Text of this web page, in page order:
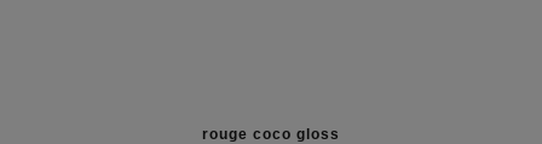
rouge coco gloss